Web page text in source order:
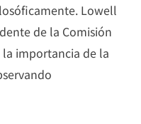
Lowell
de la Comisión
importancia de la